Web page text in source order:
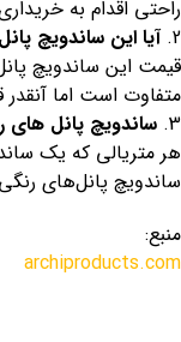
راحتی اقدام به
آیا این ساندویچ
قیمت این ساندویچ
متفاوت است اما آنقدر
ساندویچ پانل های
هر متریالی که یک
ساندویچ پانل‌های
منبع:
archiproducts.com